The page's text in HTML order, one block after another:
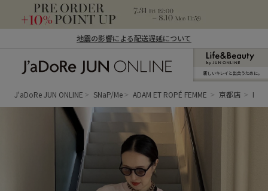
地震の影響による配送遅延について
ン オンライン）
新しいキレイと出合うために。
J'aDoRe JUN ONLINE SNaP/Me ADAM ET ROPÉ FEMME 京都店